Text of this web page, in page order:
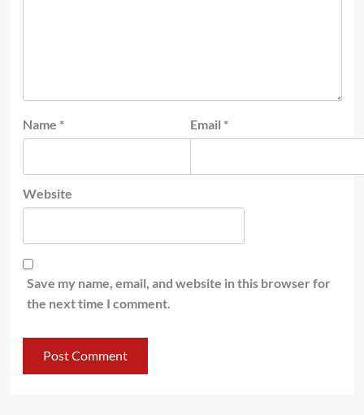
Name * Email *
Website
Save my name, email, and website in this browser for
the next time I comment.